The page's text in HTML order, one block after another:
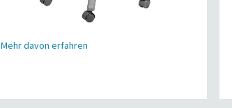
Mehr davon erfahren